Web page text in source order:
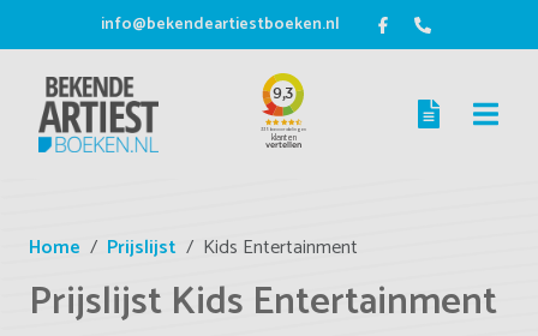
info@bekendeartiestboeken.nl
Home Prijslijst Kids Entertainment
Prijslijst Kids Entertainment